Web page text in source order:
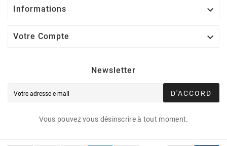
Informations 
Votre Compte 
Newsletter
D'ACCORD
Vous pouvez vous désinscrire à tout moment.